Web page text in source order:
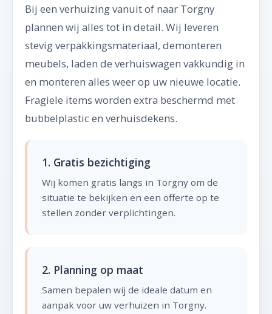
Bij een verhuizing vanuit of naar Torgny
plannen wij alles tot in detail. Wij leveren
stevig verpakkingsmateriaal, demonteren
meubels, laden de verhuiswagen vakkundig in
en monteren alles weer op uw nieuwe locatie.
Fragiele items worden extra beschermd met
bubbelplastic en verhuisdekens.
1. Gratis bezichtiging
Wij komen gratis langs in Torgny om de
situatie te bekijken en een offerte op te
stellen zonder verplichtingen.
2. Planning op maat
Samen bepalen wij de ideale datum en
aanpak voor uw verhuizen in Torgny.